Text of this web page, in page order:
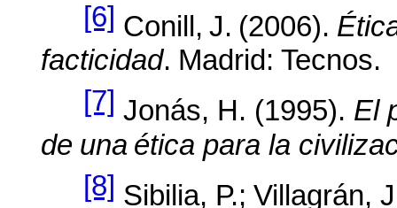
[6] Conill, J. (2006).
facticidad. Madrid: Tecnos.
[7] Jonás, H. (1995). El
de una ética para la
[8] Sibilia, P.; Villagrán,